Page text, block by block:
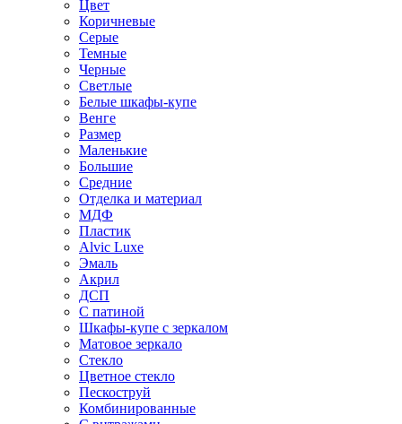
Цвет
Коричневые
Серые
Темные
Черные
Светлые
Белые шкафы-купе
Венге
Размер
Маленькие
Большие
Средние
Отделка и материал
МДФ
Пластик
Alvic Luxe
Эмаль
Акрил
ДСП
С патиной
Шкафы-купе с зеркалом
Матовое зеркало
Стекло
Цветное стекло
Пескоструй
Комбинированные